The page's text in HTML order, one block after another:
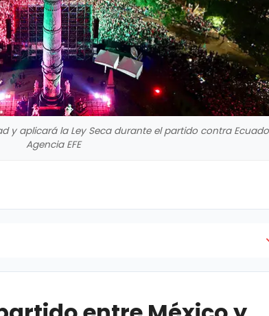
y aplicará la Ley Seca durante el partido contra
Agencia EFE